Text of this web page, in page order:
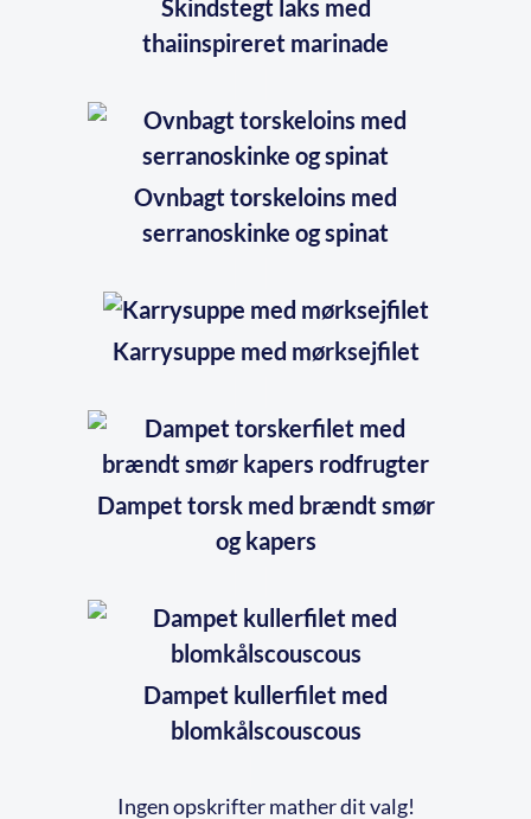
Skindstegt laks med
thaiinspireret marinade
Ovnbagt torskeloins med
serranoskinke og spinat
Karrysuppe med mørksejfilet
Dampet torsk med brændt smør
og kapers
Dampet kullerfilet med
blomkålscouscous
Ingen opskrifter mather dit valg!